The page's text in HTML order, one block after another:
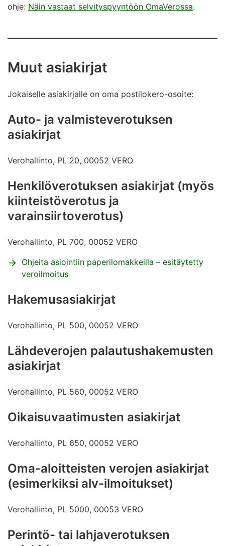
ohje: Näin vastaat selvityspyyntöön OmaVerossa.
Muut asiakirjat
Jokaiselle asiakirjalle on oma postilokero-osoite:
Auto- ja valmisteverotuksen
asiakirjat
Verohallinto, PL 20, 00052 VERO
Henkilöverotuksen asiakirjat (myös
kiinteistöverotus ja
varainsiirtoverotus)
Verohallinto, PL 700, 00052 VERO
Ohjeita asiointiin paperilomakkeilla – esitäytetty
veroilmoitus
Hakemusasiakirjat
Verohallinto, PL 500, 00052 VERO
Lähdeverojen palautushakemusten
asiakirjat
Verohallinto, PL 560, 00052 VERO
Oikaisuvaatimusten asiakirjat
Verohallinto, PL 650, 00052 VERO
Oma-aloitteisten verojen asiakirjat
(esimerkiksi alv-ilmoitukset)
Verohallinto, PL 5000, 00053 VERO
Perintö- tai lahjaverotuksen